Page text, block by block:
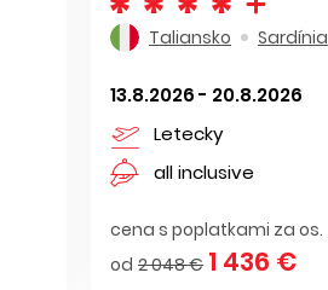
Taliansko Sardínia
13.8.2026 - 20.8.2026
Letecky
all inclusive
cena s poplatkami za os.
od 2 048 € 1 436 €